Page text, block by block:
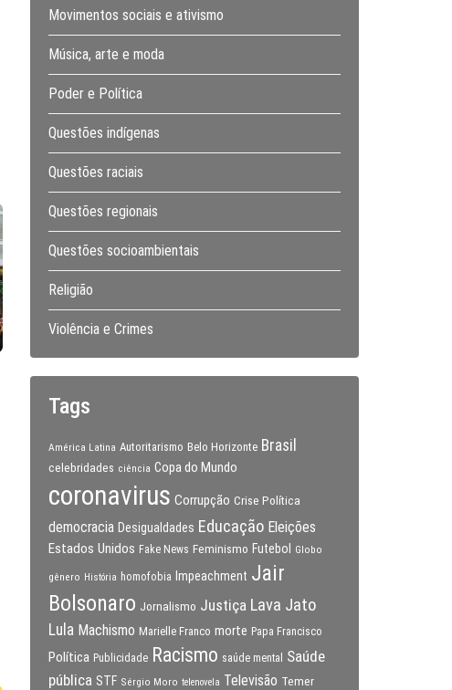
Movimentos sociais e ativismo
Música, arte e moda
Poder e Política
Questões indígenas
Questões raciais
Questões regionais
Questões socioambientais
Religião
Violência e Crimes
Tags
América Latina Autoritarismo Belo Horizonte Brasil
celebridades ciência Copa do Mundo
coronavirus Corrupção Crise Política
democracia Desigualdades Educação Eleições
Estados Unidos Fake News Feminismo Futebol Globo
gênero História homofobia Impeachment Jair
Bolsonaro Jornalismo Justiça Lava Jato
Lula Machismo Marielle Franco morte Papa Francisco
Política Publicidade Racismo saúde mental
Saúde
pública STF Sérgio Moro telenovela Televisão Temer